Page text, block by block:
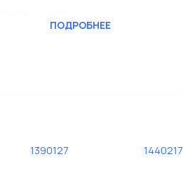
ПОДРОБНЕЕ
1390127
1440217